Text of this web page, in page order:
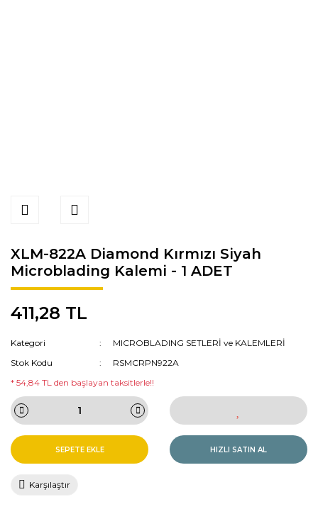
XLM-822A Diamond Kırmızı Siyah
Microblading Kalemi - 1 ADET
411,28 TL
Kategori
MICROBLADING SETLERİ ve KALEMLERİ
Stok Kodu
RSMCRPN922A
* 54,84 TL den başlayan taksitlerle!!
SEPETE EKLE HIZLI SATIN AL
Karşılaştır